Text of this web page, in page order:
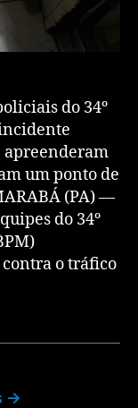
do 34º
apreenderam
um ponto de
(PA) —
do 34º
contra o tráfico
→